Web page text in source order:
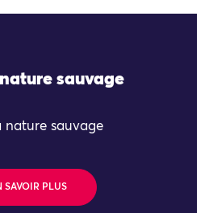
sauvage
nature sauvage
SAVOIR PLUS